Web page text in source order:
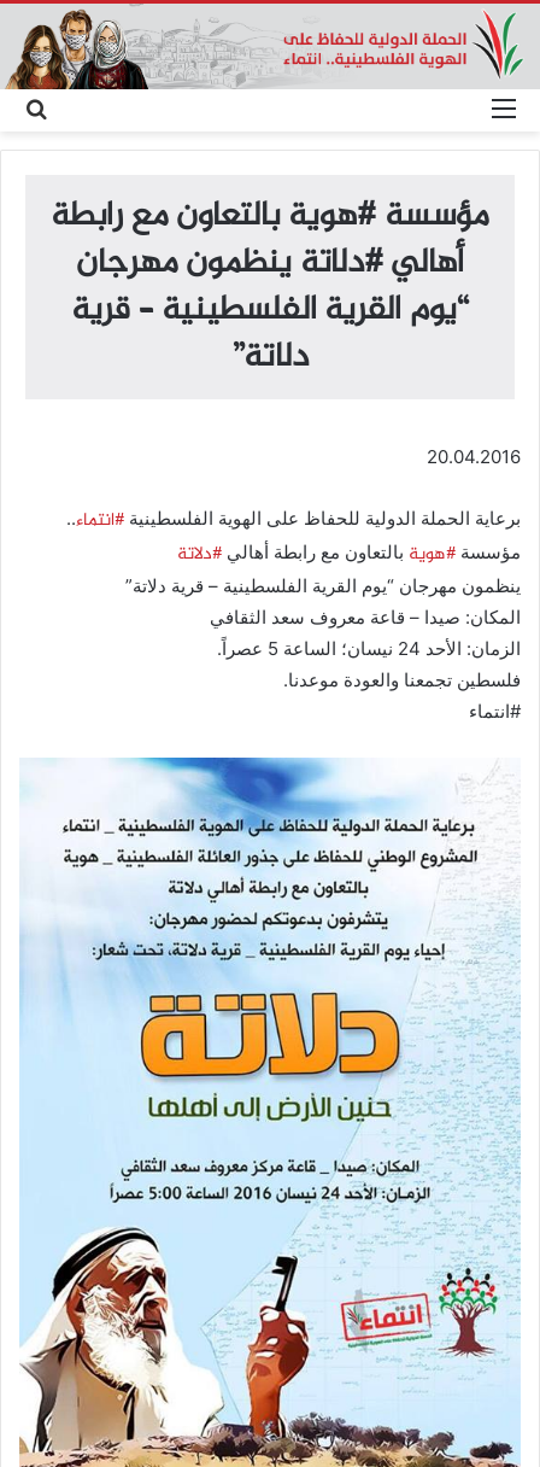
عن
القائمة
مؤسسة ‫#‏هوية‬ بالتعاون مع رابطة
أهالي ‫#‏دلاتة‬ ينظمون مهرجان
“يوم القرية الفلسطينية – قرية
دلاتة”
20.04.2016
برعاية الحملة الدولية للحفاظ على الهوية الفلسطينية ‫#‏انتماء‬..
مؤسسة ‫#‏هوية‬ بالتعاون مع رابطة أهالي ‫#‏دلاتة‬
ينظمون مهرجان “يوم القرية الفلسطينية – قرية دلاتة”
المكان: صيدا – قاعة معروف سعد الثقافي
الزمان: الأحد 24 نيسان؛ الساعة 5 عصراً.
فلسطين تجمعنا والعودة موعدنا.
#انتماء